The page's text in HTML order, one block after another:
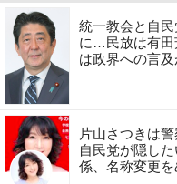
統一教会と自
に…民放は有田
は政界への言
片山さつきは
自民党が隠し
係、名称変更